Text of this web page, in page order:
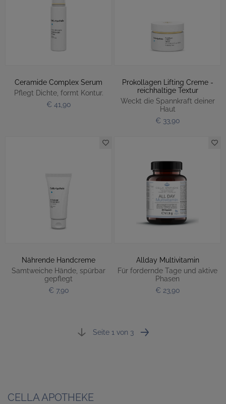
Ceramide Complex Serum
Pflegt Dichte, formt Kontur.
€ 41,90
Prokollagen Lifting Creme -
reichhaltige Textur
Weckt die Spannkraft deiner
Haut
€ 33,90
Nährende Handcreme
Samtweiche Hände, spürbar
gepflegt
€ 7,90
Allday Multivitamin
Für fordernde Tage und aktive
Phasen
€ 23,90
Seite 1 von 3
CELLA APOTHEKE